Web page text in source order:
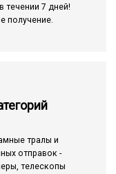
течении 7 дней!
получение.
тралы и
отправок -
телескопы